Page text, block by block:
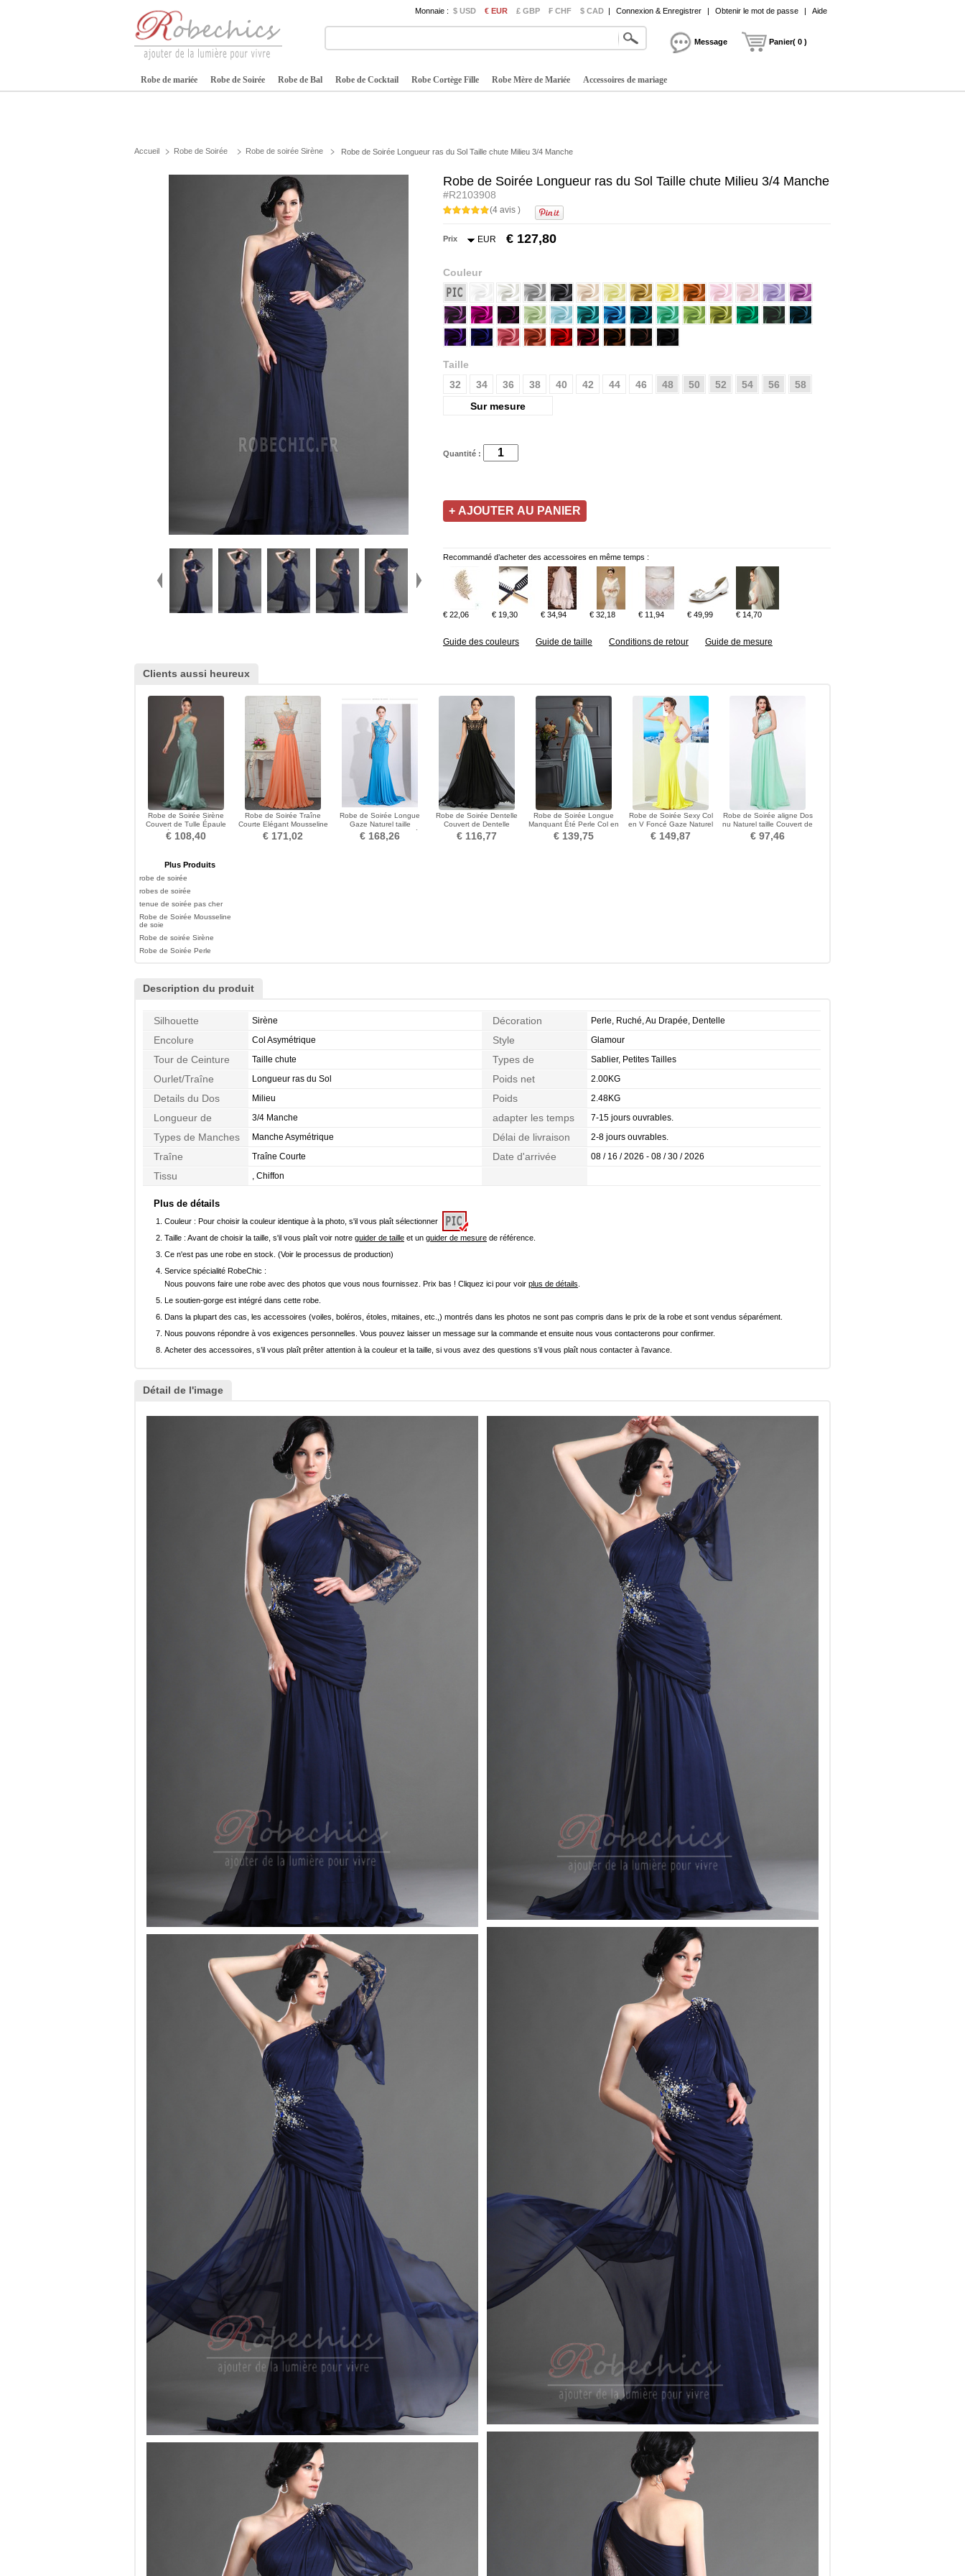
Monnaie : $ USD € EUR £ GBP ₣ CHF $ CAD | Connexion & Enregistrer | Obtenir le mot de passe | Aide
Message Panier( 0 )
Robe de mariée Robe de Soirée Robe de Bal Robe de Cocktail Robe Cortège Fille Robe Mère de Mariée Accessoires de mariage
Accueil Robe de Soirée Robe de soirée Sirène Robe de Soirée Longueur ras du Sol Taille chute Milieu 3/4 Manche
Robe de Soirée Longueur ras du Sol Taille chute Milieu 3/4 Manche
#R2103908
(4 avis )
Prix EUR € 127,80
Couleur
Taille
32
34 36 38 40 42 44 46 48 50 52 54 56
58
Sur mesure
Quantité :
Recommandé d’acheter des accessoires en même temps :
€ 22,06 € 19,30 € 34,94 € 32,18 € 11,94 € 49,99 € 14,70
Guide des couleurs Guide de taille Conditions de retour Guide de mesure
Clients aussi heureux
Robe de Soirée Sirène
Couvert de Tulle Épaule
Asymétrique Manquant
€ 108,40
Robe de Soirée Traîne
Courte Elégant Mousseline
de soie Sablier
€ 171,02
Robe de Soirée Longue
Gaze Naturel taille
Manquant Ample & Ornée
€ 168,26
Robe de Soirée Dentelle
Couvert de Dentelle
Formelle Longueur ras du
Sol
€ 116,77
Robe de Soirée Longue
Manquant Été Perle Col en
V Chiffon
€ 139,75
Robe de Soirée Sexy Col
en V Foncé Gaze Naturel
taille Sans Manches
€ 149,87
Robe de Soirée aligne Dos
nu Naturel taille Couvert de
Dentelle
€ 97,46
Plus Produits
robe de soirée
robes de soirée
tenue de soirée pas cher
Robe de Soirée Mousseline
de soie
Robe de soirée Sirène
Robe de Soirée Perle
Description du produit
Silhouette Sirène Décoration Perle, Ruché, Au Drapée, Dentelle
Encolure Col Asymétrique Style Glamour
Tour de Ceinture Taille chute
Types de
Morphologie
Sablier, Petites Tailles
Ourlet/Traîne Longueur ras du Sol Poids net 2.00KG
Details du Dos Milieu Poids 2.48KG
Longueur de
Manches
3/4 Manche adapter les temps 7-15 jours ouvrables.
Types de Manches Manche Asymétrique Délai de livraison 2-8 jours ouvrables.
Traîne Traîne Courte Date d'arrivée 08 / 16 / 2026 - 08 / 30 / 2026
Tissu , Chiffon
Plus de détails
Couleur : Pour choisir la couleur identique à la photo, s'il vous plaît sélectionner
Taille : Avant de choisir la taille, s'il vous plaît voir notre guider de taille et un guider de mesure de référence.
Ce n'est pas une robe en stock. (Voir le processus de production)
Service spécialité RobeChic :
Nous pouvons faire une robe avec des photos que vous nous fournissez. Prix bas ! Cliquez ici pour voir plus de détails
Le soutien-gorge est intégré dans cette robe.
Dans la plupart des cas, les accessoires (voiles, boléros, étoles, mitaines, etc.,) montrés dans les photos ne sont pas compris dans le prix de la robe et sont vendus séparément.
Nous pouvons répondre à vos exigences personnelles. Vous pouvez laisser un message sur la commande et ensuite nous vous contacterons pour confirmer.
Acheter des accessoires, s’il vous plaît prêter attention à la couleur et la taille, si vous avez des questions s’il vous plaît nous contacter à l’avance.
Détail de l'image